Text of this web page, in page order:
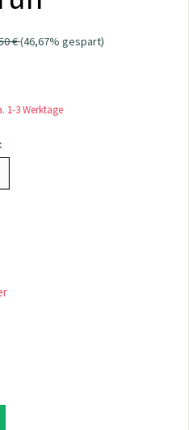
€(46,67% gespart)
1-3 Werktage